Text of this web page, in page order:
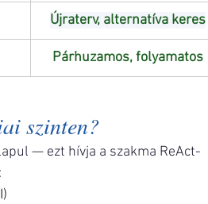
Újraterv, alternatíva keres
Párhuzamos, folyamatos
szinten?
— ezt hívja a szakma ReAct-